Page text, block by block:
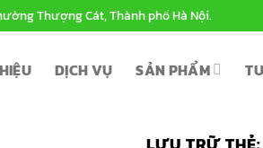
Thượng Cát, Thành phố Hà Nội.
DỊCH VỤ SẢN PHẨM